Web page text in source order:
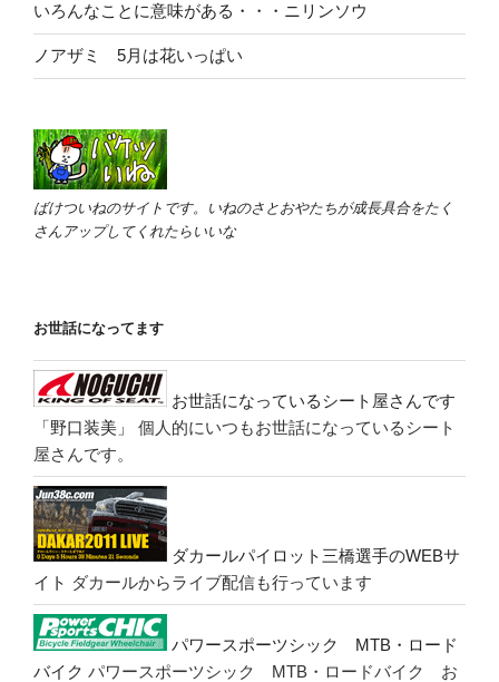
いろんなことに意味がある・・・ニリンソウ
ノアザミ 5月は花いっぱい
ばけついねのサイトです。いねのさとおやたちが成長具合をたく
さんアップしてくれたらいいな
お世話になってます
お世話になっているシート屋さんです
「野口装美」
個人的にいつもお世話になっているシート
屋さんです。
ダカールパイロット三橋選手のWEBサ
イト ダカールからライブ配信も行っています
パワースポーツシック MTB・ロード
バイク パワースポーツシック MTB・ロードバイク お